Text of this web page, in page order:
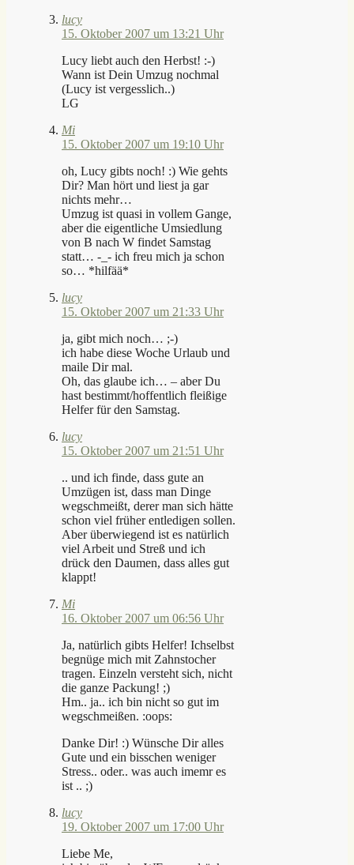
lucy
15. Oktober 2007 um 13:21 Uhr
Lucy liebt auch den Herbst! :-)
Wann ist Dein Umzug nochmal
(Lucy ist vergesslich..)
LG
Mi
15. Oktober 2007 um 19:10 Uhr
oh, Lucy gibts noch! :) Wie gehts
Dir? Man hört und liest ja gar
nichts mehr…
Umzug ist quasi in vollem Gange,
aber die eigentliche Umsiedlung
von B nach W findet Samstag
statt… -_- ich freu mich ja schon
so… *hilfää*
lucy
15. Oktober 2007 um 21:33 Uhr
ja, gibt mich noch… ;-)
ich habe diese Woche Urlaub und
maile Dir mal.
Oh, das glaube ich… – aber Du
hast bestimmt/hoffentlich fleißige
Helfer für den Samstag.
lucy
15. Oktober 2007 um 21:51 Uhr
.. und ich finde, dass gute an
Umzügen ist, dass man Dinge
wegschmeißt, derer man sich hätte
schon viel früher entledigen sollen.
Aber überwiegend ist es natürlich
viel Arbeit und Streß und ich
drück den Daumen, dass alles gut
klappt!
Mi
16. Oktober 2007 um 06:56 Uhr
Ja, natürlich gibts Helfer! Ichselbst
begnüge mich mit Zahnstocher
tragen. Einzeln versteht sich, nicht
die ganze Packung! ;)
Hm.. ja.. ich bin nicht so gut im
wegschmeißen. :oops:
Danke Dir! :) Wünsche Dir alles
Gute und ein bisschen weniger
Stress.. oder.. was auch imemr es
ist .. ;)
lucy
19. Oktober 2007 um 17:00 Uhr
Liebe Me,